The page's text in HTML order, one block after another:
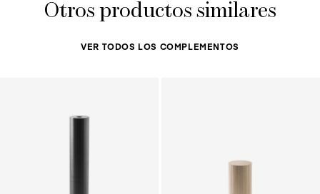
Otros productos similares
VER TODOS LOS COMPLEMENTOS